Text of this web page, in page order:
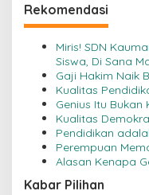
i
g
Rekomendasi
Miris! SDN
Siswa, Di Sana
Gaji Hakim Naik
Kualitas
Genius Itu
Kualitas
Pendidikan
Perempuan
Alasan Kenapa
Kabar Pilihan